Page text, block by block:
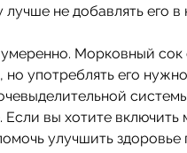
не добавлять его в
Морковный
употреблять его
Если вы хотите
улучшить